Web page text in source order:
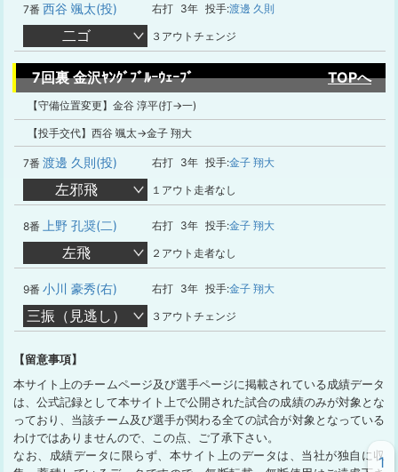
7番 西谷 颯太(投) 右打 3年 投手:渡邊 久則
二ゴ ３アウトチェンジ
7回裏 金沢ﾔﾝｸﾞﾌﾞﾙｰｳｪｰﾌﾞ TOPへ
【守備位置変更】金谷 淳平(打→一)
【投手交代】西谷 颯太→金子 翔大
7番 渡邊 久則(投) 右打 3年 投手:金子 翔大
左邪飛 １アウト走者なし
8番 上野 孔奨(二) 右打 3年 投手:金子 翔大
左飛 ２アウト走者なし
9番 小川 豪秀(右) 右打 3年 投手:金子 翔大
三振（見逃し） ３アウトチェンジ
【留意事項】
本サイト上のチームページ及び選手ページに掲載されている成績データ
は、公式記録として本サイト上で公開された試合の成績のみが対象とな
っており、当該チーム及び選手が関わる全ての試合が対象となっている
わけではありませんので、この点、ご了承下さい。
なお、成績データに限らず、本サイト上のデータは、当社が独自に収
1